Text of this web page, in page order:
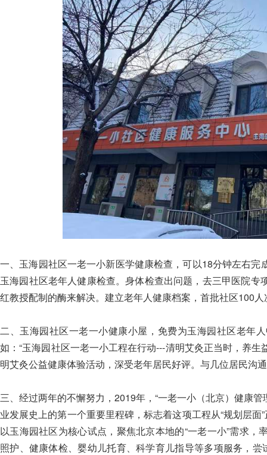
一、玉海园社区一老一小新医学健康检查，可以18分钟左右
玉海园社区老年人健康检查。身体检查出问题，去三甲医院
红教授配制的酶来解决。建立老年人健康档案，首批社区100
二、玉海园社区一老一小健康小屋，免费为玉海园社区老年
如：“玉海园社区一老一小工程在行动---清明艾灸正当时，养
明艾灸公益健康体验活动，深受老年居民好评。与几位居民沟
三、经过两年的不懈努力，2019年，“一老一小（北京）健康管
业发展史上的第一个重要里程碑，标志着这项工程从“规划层面
以玉海园社区为核心试点，聚焦北京本地的“一老一小”需求
照护、健康体检、婴幼儿托育、科学育儿指导等多项服务，尝